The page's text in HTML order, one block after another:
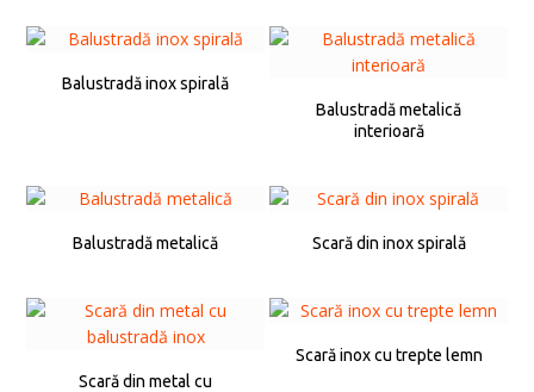
Balustradă inox spirală
Balustradă metalică
interioară
Balustradă metalică Scară din inox spirală
Scară din metal cu
Scară inox cu trepte lemn